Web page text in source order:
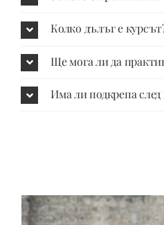
Колко дълъг е
Ще мога ли да
Има ли подкрепа след